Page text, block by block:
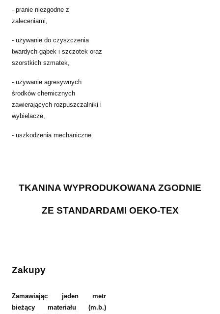
- pranie niezgodne z
zaleceniami,
- używanie do czyszczenia
twardych gąbek i szczotek oraz
szorstkich szmatek,
- używanie agresywnych
środków chemicznych
zawierających rozpuszczalniki i
wybielacze,
- uszkodzenia mechaniczne.
TKANINA WYPRODUKOWANA ZGODNIE
ZE STANDARDAMI OEKO-TEX
Zakupy
Zamawiając jeden metr
bieżący materiału (m.b.)